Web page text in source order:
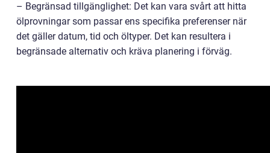
– Begränsad tillgänglighet: Det kan vara svårt att hitta
ölprovningar som passar ens specifika preferenser när
det gäller datum, tid och öltyper. Det kan resultera i
begränsade alternativ och kräva planering i förväg.